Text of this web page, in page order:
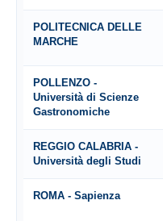
POLITECNICA DELLE
MARCHE
POLLENZO -
Università di Scienze
Gastronomiche
REGGIO CALABRIA -
Università degli Studi
ROMA - Sapienza